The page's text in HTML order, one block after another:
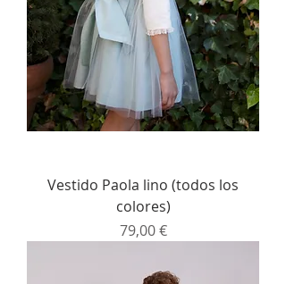
Vestido Paola lino (todos los
colores)
Precio
79,00 €